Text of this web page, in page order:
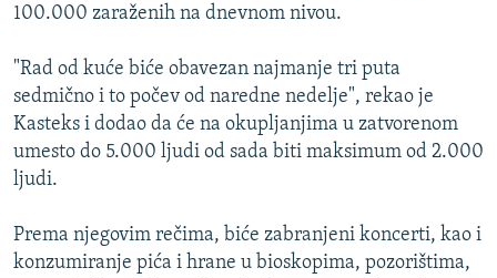
NASTANAK I RASPAD JUGOSLAVIJE
100.000 zaraženih na dnevnom nivou.
"Rad od kuće biće obavezan najmanje tri puta
sedmično i to počev od naredne nedelje", rekao je
Kasteks i dodao da će na okupljanjima u zatvorenom
umesto do 5.000 ljudi od sada biti maksimum od 2.000
ljudi.
Prema njegovim rečima, biće zabranjeni koncerti, kao i
konzumiranje pića i hrane u bioskopima, pozorištima,